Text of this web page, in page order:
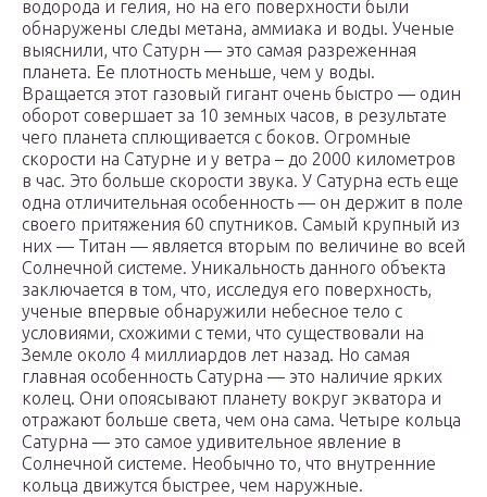
водорода и гелия, но на его поверхности были
обнаружены следы метана, аммиака и воды. Ученые
выяснили, что Сатурн — это самая разреженная
планета. Ее плотность меньше, чем у воды.
Вращается этот газовый гигант очень быстро — один
оборот совершает за 10 земных часов, в результате
чего планета сплющивается с боков. Огромные
скорости на Сатурне и у ветра – до 2000 километров
в час. Это больше скорости звука. У Сатурна есть еще
одна отличительная особенность — он держит в поле
своего притяжения 60 спутников. Самый крупный из
них — Титан — является вторым по величине во всей
Солнечной системе. Уникальность данного объекта
заключается в том, что, исследуя его поверхность,
ученые впервые обнаружили небесное тело с
условиями, схожими с теми, что существовали на
Земле около 4 миллиардов лет назад. Но самая
главная особенность Сатурна — это наличие ярких
колец. Они опоясывают планету вокруг экватора и
отражают больше света, чем она сама. Четыре кольца
Сатурна — это самое удивительное явление в
Солнечной системе. Необычно то, что внутренние
кольца движутся быстрее, чем наружные.